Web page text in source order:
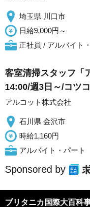
埼玉県 川口市
日給9,000円～
正社員 / アルバイト
客室清掃スタッフ「
14:00/週3日～/コツ
アルコット株式会社
石川県 金沢市
時給1,160円
アルバイト・パート
Sponsored by
ブリタニカ国際大百科